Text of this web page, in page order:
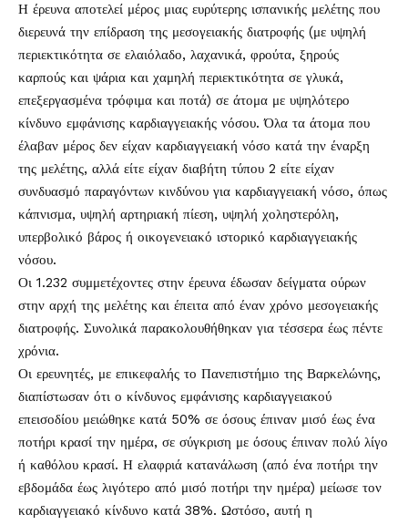
Η έρευνα αποτελεί μέρος μιας ευρύτερης ισπανικής μελέτης που
διερευνά την επίδραση της μεσογειακής διατροφής (με υψηλή
περιεκτικότητα σε ελαιόλαδο, λαχανικά, φρούτα, ξηρούς
καρπούς και ψάρια και χαμηλή περιεκτικότητα σε γλυκά,
επεξεργασμένα τρόφιμα και ποτά) σε άτομα με υψηλότερο
κίνδυνο εμφάνισης καρδιαγγειακής νόσου. Όλα τα άτομα που
έλαβαν μέρος δεν είχαν καρδιαγγειακή νόσο κατά την έναρξη
της μελέτης, αλλά είτε είχαν διαβήτη τύπου 2 είτε είχαν
συνδυασμό παραγόντων κινδύνου για καρδιαγγειακή νόσο, όπως
κάπνισμα, υψηλή αρτηριακή πίεση, υψηλή χοληστερόλη,
υπερβολικό βάρος ή οικογενειακό ιστορικό καρδιαγγειακής
νόσου.
Οι 1.232 συμμετέχοντες στην έρευνα έδωσαν δείγματα ούρων
στην αρχή της μελέτης και έπειτα από έναν χρόνο μεσογειακής
διατροφής. Συνολικά παρακολουθήθηκαν για τέσσερα έως πέντε
χρόνια.
Οι ερευνητές, με επικεφαλής το Πανεπιστήμιο της Βαρκελώνης,
διαπίστωσαν ότι ο κίνδυνος εμφάνισης καρδιαγγειακού
επεισοδίου μειώθηκε κατά 50% σε όσους έπιναν μισό έως ένα
ποτήρι κρασί την ημέρα, σε σύγκριση με όσους έπιναν πολύ λίγο
ή καθόλου κρασί. Η ελαφριά κατανάλωση (από ένα ποτήρι την
εβδομάδα έως λιγότερο από μισό ποτήρι την ημέρα) μείωσε τον
καρδιαγγειακό κίνδυνο κατά 38%. Ωστόσο, αυτή η